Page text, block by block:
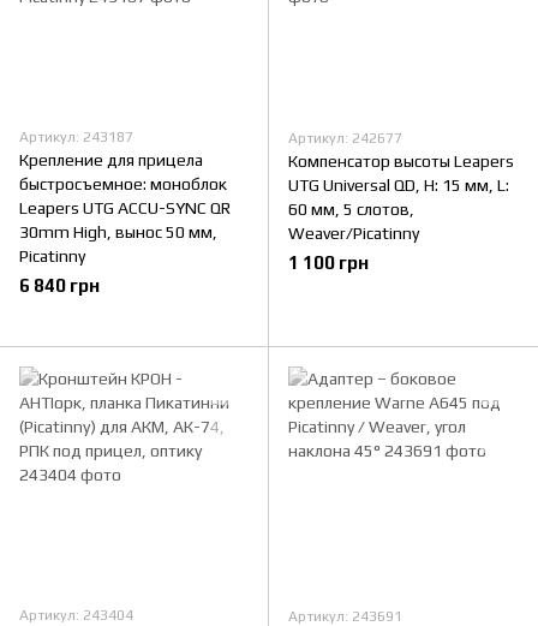
Артикул: 243187
Крепление для прицела
быстросъемное: моноблок
Leapers UTG ACCU-SYNC QR
30mm High, вынос 50 мм,
Picatinny
6 840 грн
Артикул: 242677
Компенсатор высоты Leapers
UTG Universal QD, H: 15 мм, L:
60 мм, 5 слотов,
Weaver/Picatinny
1 100 грн
Артикул: 243404 Артикул: 243691